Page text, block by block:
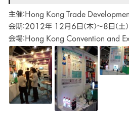
主催：Hong Kong Trade
会期：2012年 12月6日(木)〜8日(土)
会場：Hong Kong Convention and